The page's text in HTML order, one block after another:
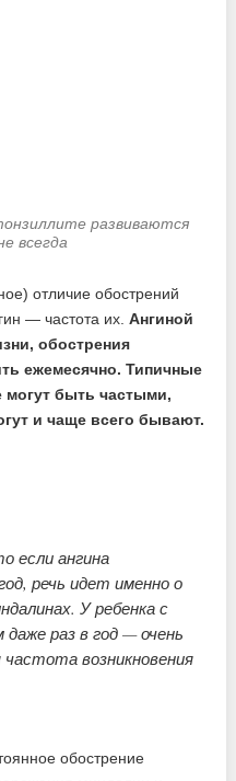
развиваются
всегда
отличие обострений
— частота их.Ангиной
обострения
ежемесячно. Типичные
могут быть частыми,
и чаще всего бывают.
если ангина
речь идет именно о
У ребенка с
раз в год — очень
возникновения
обострение